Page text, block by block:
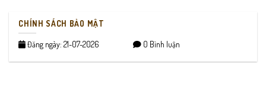
CHÍNH SÁCH BẢO MẬT
Đăng ngày: 21-07-2026 0 Bình luận